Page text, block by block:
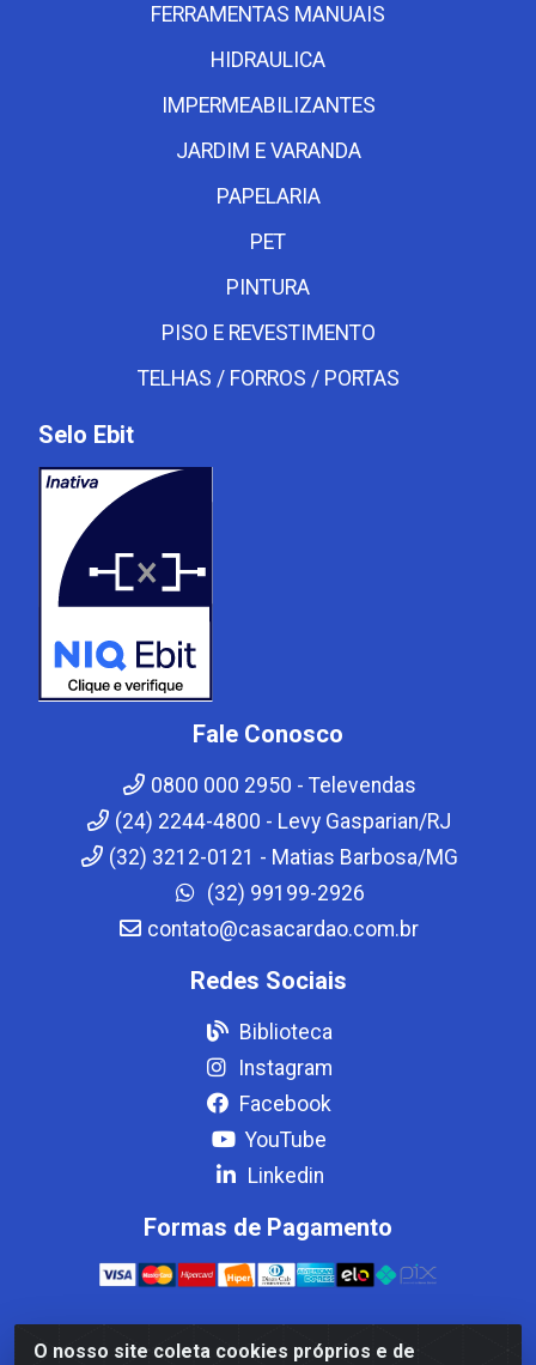
O nosso site coleta cookies próprios e de
FERRAMENTAS MANUAIS
HIDRAULICA
IMPERMEABILIZANTES
JARDIM E VARANDA
PAPELARIA
PET
PINTURA
PISO E REVESTIMENTO
TELHAS / FORROS / PORTAS
Selo Ebit
Fale Conosco
0800 000 2950 - Televendas
(24) 2244-4800 - Levy Gasparian/RJ
(32) 3212-0121 - Matias Barbosa/MG
(32) 99199-2926
contato@casacardao.com.br
Redes Sociais
Biblioteca
Instagram
Facebook
YouTube
Linkedin
Formas de Pagamento